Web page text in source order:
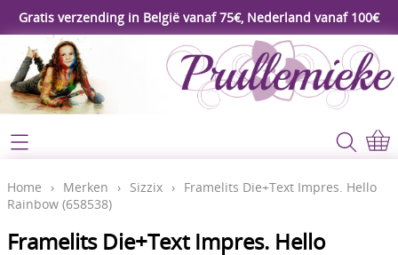
Gratis verzending in België vanaf 75€, Nederland vanaf 100€
Webshop
Koopjeshoek
****Nieuw****
Home
Contact
Home › Merken › Sizzix › Framelits Die+Text Impres. Hello
Rainbow (658538)
Framelits Die+Text Impres. Hello